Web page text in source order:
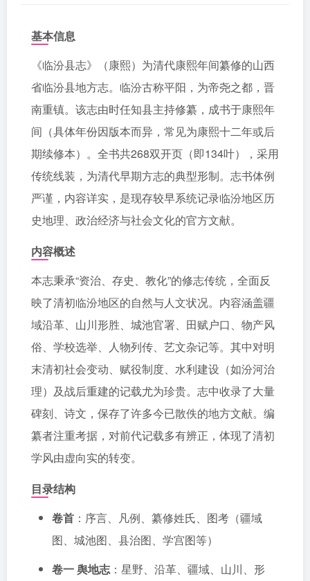
基本信息
《临汾县志》（康熙）为清代康熙年间纂修的山西
省临汾县地方志。临汾古称平阳，为帝尧之都，晋
南重镇。该志由时任知县主持修纂，成书于康熙年
间（具体年份因版本而异，常见为康熙十二年或后
期续修本）。全书共268双开页（即134叶），采用
传统线装，为清代早期方志的典型形制。志书体例
严谨，内容详实，是现存较早系统记录临汾地区历
史地理、政治经济与社会文化的官方文献。
内容概述
本志秉承“资治、存史、教化”的修志传统，全面反
映了清初临汾地区的自然与人文状况。内容涵盖疆
域沿革、山川形胜、城池官署、田赋户口、物产风
俗、学校选举、人物列传、艺文杂记等。其中对明
末清初社会变动、赋役制度、水利建设（如汾河治
理）及战后重建的记载尤为珍贵。志中收录了大量
碑刻、诗文，保存了许多今已散佚的地方文献。编
纂者注重考据，对前代记载多有辨正，体现了清初
学风由虚向实的转变。
目录结构
卷首 ：序言、凡例、纂修姓氏、图考（疆域
图、城池图、县治图、学宫图等）
卷一 舆地志：星野、沿革、疆域、山川、形